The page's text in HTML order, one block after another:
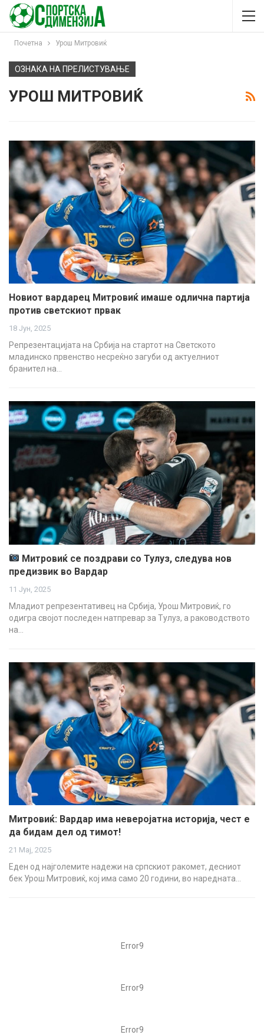
Почетна Урош Митровиќ
ОЗНАКА НА ПРЕЛИСТУВАЊЕ
УРОШ МИТРОВИЌ
Новиот вардарец Митровиќ имаше одлична партија
против светскиот првак
18 Јун, 2025
Репрезентацијата на Србија на стартот на Светското
младинско првенство несреќно загуби од актуелниот
бранител на…
Митровиќ се поздрави со Тулуз, следува нов
предизвик во Вардар
11 Јун, 2025
Младиот репрезентативец на Србија, Урош Митровиќ, го
одигра својот последен натпревар за Тулуз, а раководството
на…
Митровиќ: Вардар има неверојатна историја, чест е
да бидам дел од тимот!
21 Мај, 2025
Еден од најголемите надежи на српскиот ракомет, десниот
бек Урош Митровиќ, кој има само 20 години, во наредната…
Error9
Error9
Error9